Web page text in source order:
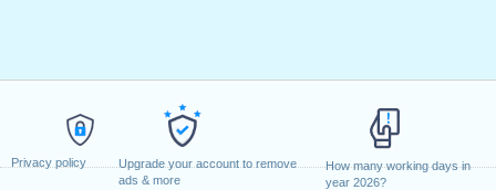
Privacy policy
Upgrade your account to remove
ads & more
How many working days in
year 2026?